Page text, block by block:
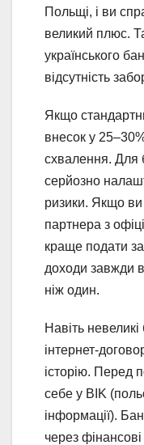
Польщі, і ви
великий плюс.
українського
відсутність
Якщо
внесок у
схвалення. Для
серйозно
ризики. Якщо
партнера з
краще подати
доходи завжди
ніж один.
Навіть
інтернет-
історію. Перед
себе у BIK
інформації).
через